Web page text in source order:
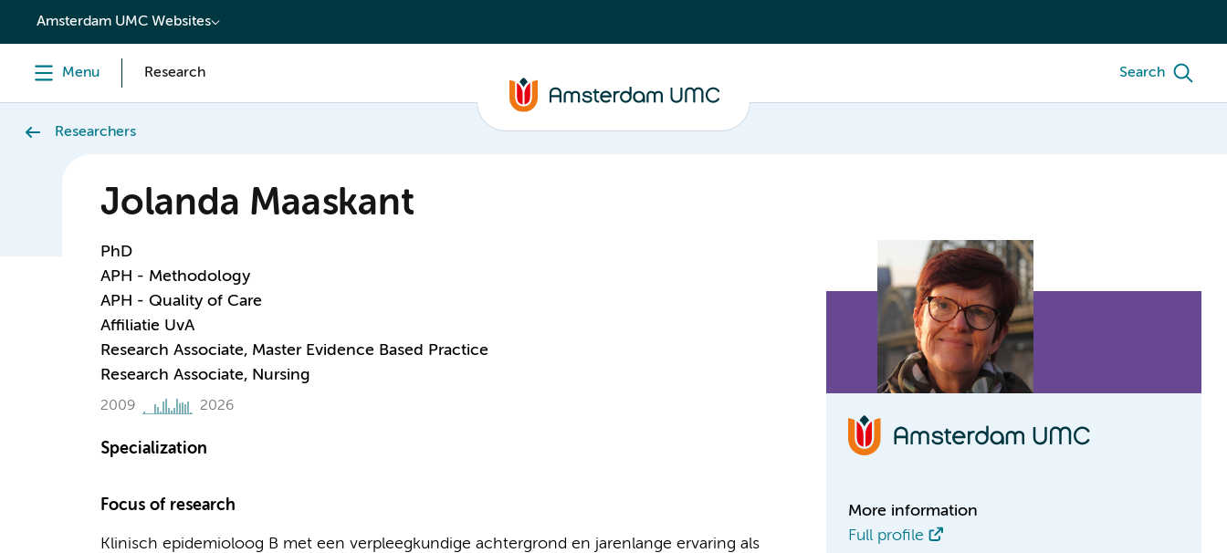
content
Amsterdam UMC Websites
Menu Research Search
Researchers
Jolanda Maaskant
PhD
APH - Methodology
APH - Quality of Care
Affiliatie UvA
Research Associate, Master Evidence Based Practice
Research Associate, Nursing
2009 2026
Specialization
Focus of research
Klinisch epidemioloog B met een verpleegkundige achtergrond en jarenlange ervaring als
More information
Full profile